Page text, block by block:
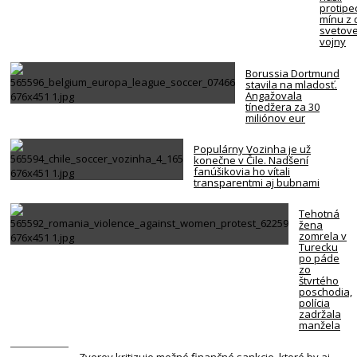
mínu z
vojny
Borussia Dortmund
stavila na mladosť.
Angažovala
tínedžera za 30
miliónov eur
Populárny Vozinha je už
konečne v Čile. Nadšení
fanúšikovia ho vítali
transparentmi aj bubnami
Tehotná
žena
zomrela v
Turecku
po páde
zo
štvrtého
poschodia,
polícia
zadržala
manžela